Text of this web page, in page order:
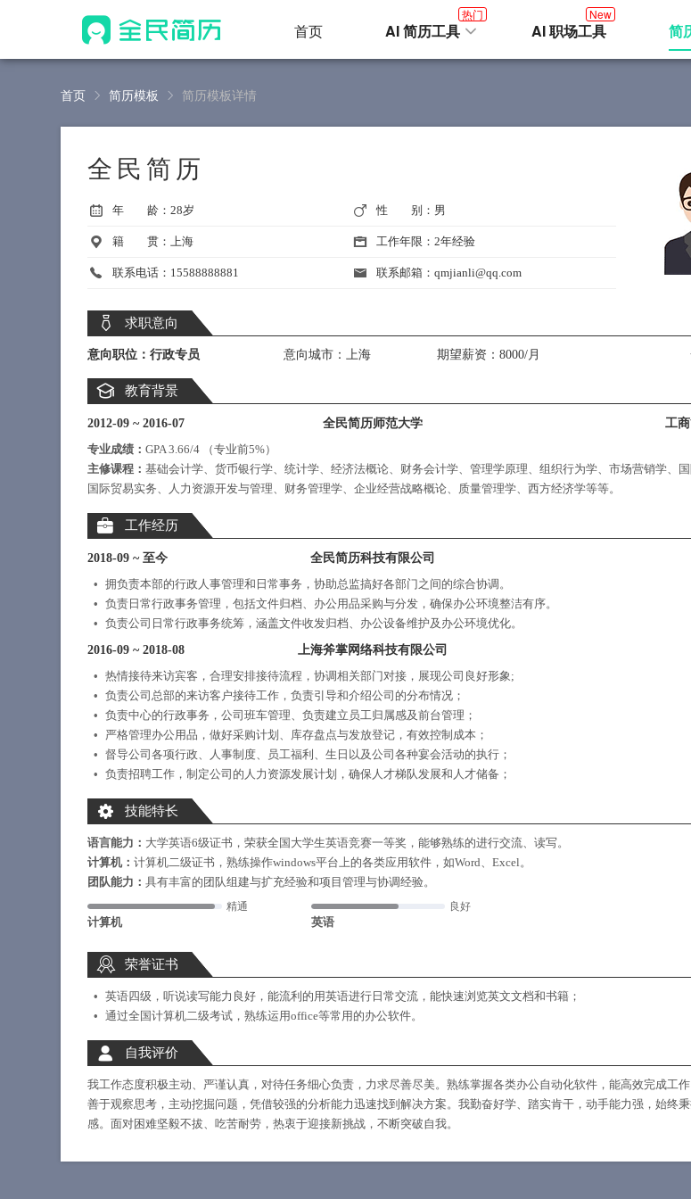
首页 AI 简历工具
热门
AI 职场工具
New
简
首页 简历模板 简历模板详情
全民简历
年 龄：28岁 性 别：男
籍 贯：上海 工作年限：2年经验
联系电话：15588888881 联系邮箱：qmjianli@qq.com
求职意向
意向职位：行政专员 意向城市：上海 期望薪资：8000/月
教育背景
2012-09 ~ 2016-07 全民简历师范大学 工
专业成绩： GPA 3.66/4 （专业前5%）
主修课程： 基础会计学、货币银行学、统计学、经济法概论、财务会计学、管理学原理、组织行为学、市场营销学、国
国际贸易实务、人力资源开发与管理、财务管理学、企业经营战略概论、质量管理学、西方经济学等等。
工作经历
2018-09 ~ 至今 全民简历科技有限公司
拥负责本部的行政人事管理和日常事务，协助总监搞好各部门之间的综合协调。
负责日常行政事务管理，包括文件归档、办公用品采购与分发，确保办公环境整洁有序。
负责公司日常行政事务统筹，涵盖文件收发归档、办公设备维护及办公环境优化。
2016-09 ~ 2018-08 上海斧掌网络科技有限公司
热情接待来访宾客，合理安排接待流程，协调相关部门对接，展现公司良好形象;
负责公司总部的来访客户接待工作，负责引导和介绍公司的分布情况；
负责中心的行政事务，公司班车管理、负责建立员工归属感及前台管理；
严格管理办公用品，做好采购计划、库存盘点与发放登记，有效控制成本；
督导公司各项行政、人事制度、员工福利、生日以及公司各种宴会活动的执行；
负责招聘工作，制定公司的人力资源发展计划，确保人才梯队发展和人才储备；
技能特长
语言能力： 大学英语6级证书，荣获全国大学生英语竞赛一等奖，能够熟练的进行交流、读写。
计算机： 计算机二级证书，熟练操作windows平台上的各类应用软件，如Word、Excel。
团队能力： 具有丰富的团队组建与扩充经验和项目管理与协调经验。
计算机
精通
英语
良好
荣誉证书
英语四级，听说读写能力良好，能流利的用英语进行日常交流，能快速浏览英文文档和书籍；
通过全国计算机二级考试，熟练运用office等常用的办公软件。
自我评价
我工作态度积极主动、严谨认真，对待任务细心负责，力求尽善尽美。熟练掌握各类办公自动化软件，能高效完成工
善于观察思考，主动挖掘问题，凭借较强的分析能力迅速找到解决方案。我勤奋好学、踏实肯干，动手能力强，始终
感。面对困难坚毅不拔、吃苦耐劳，热衷于迎接新挑战，不断突破自我。